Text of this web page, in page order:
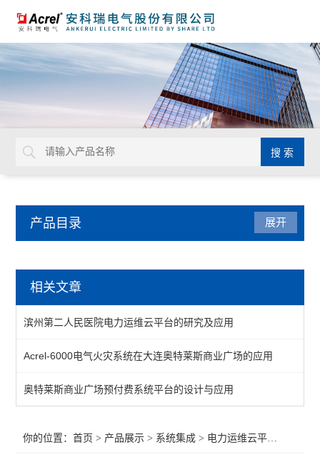
产品目录
AcrelCloud-1200分布式光伏发电监测系统
变电站综合自动化
电能管理平台
马达保护系统
展开
相关文章
滨州第二人民医院电力运维云平台的研究及应用
Acrel-6000电气火灾系统在大连奥特莱斯商业广场的应用
奥特莱斯商业广场预付费系统平台的设计与应用
你的位置：首页 > 产品展示 > 系统集成 > 电力运维云平台